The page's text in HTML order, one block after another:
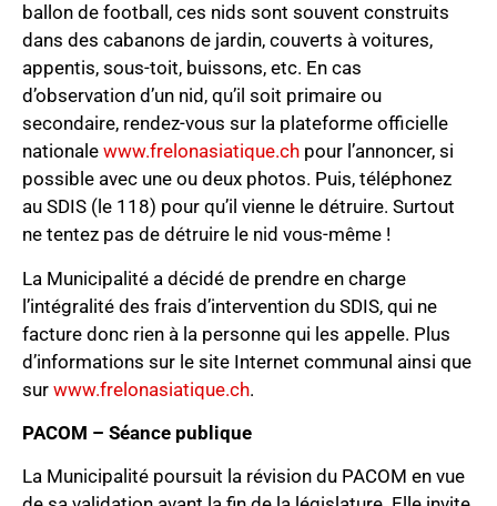
ballon de football, ces nids sont souvent construits
dans des cabanons de jardin, couverts à voitures,
appentis, sous-toit, buissons, etc. En cas
d’observation d’un nid, qu’il soit primaire ou
secondaire, rendez-vous sur la plateforme officielle
nationale www.frelonasiatique.ch pour l’annoncer, si
possible avec une ou deux photos. Puis, téléphonez
au SDIS (le 118) pour qu’il vienne le détruire. Surtout
ne tentez pas de détruire le nid vous-même !
La Municipalité a décidé de prendre en charge
l’intégralité des frais d’intervention du SDIS, qui ne
facture donc rien à la personne qui les appelle. Plus
d’informations sur le site Internet communal ainsi que
sur www.frelonasiatique.ch.
PACOM – Séance publique
La Municipalité poursuit la révision du PACOM en vue